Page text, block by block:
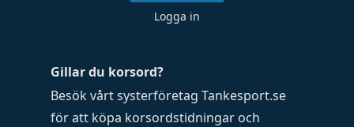
Gillar du korsord?
Besök vårt systerföretag Tankesport.se
för att köpa korsordstidningar och
Logga in